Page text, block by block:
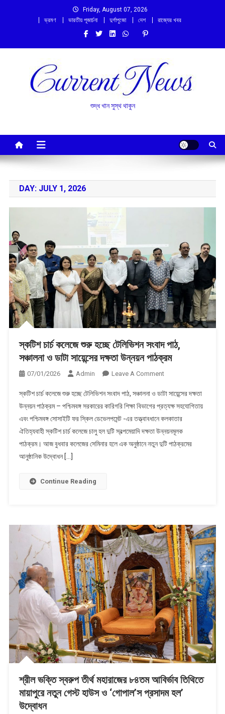
Friday, August 07, 2026
ভ্রমণ
ভারতীয় পূজার্চনা দুর্গাপুজো দেশ রাজ্যের খবর
শুদ্ধ খান সুস্থ থাকুন
DAY: JULY 1, 2026
স্কটিশ চার্চ কলেজে শুরু হচ্ছে টেলিভিশন সংবাদ পাঠ,
সঞ্চালনা ও ডাটা সায়েন্সের দক্ষতা উন্নয়ন পাঠক্রম
07/01/2026 Admin Leave A CommentOn
চার্চ
কলেজে
শুরু
হচ্ছে
টেলিভিশন
দক্ষতা
উন্নয়ন
পাঠক্রম
স্কটিশ চার্চ কলেজে শুরু হচ্ছে টেলিভিশন সংবাদ পাঠ, সঞ্চালনা ও ডাটা সায়েন্সের দক্ষতা
উন্নয়ন পাঠক্রম – পশ্চিমবঙ্গ সরকারের কারিগরি শিক্ষা বিভাগের প্রত্যক্ষ সহযোগিতায়
এবং পশ্চিমবঙ্গ সোসাইটি ফর স্কিল ডেভেলপমেন্ট -এর তত্ত্বাবধানে কলকাতার
ঐতিহ্যবাহী স্কটিশ চার্চ কলেজে চালু হল দুটি স্বল্পমেয়াদি দক্ষতা উন্নয়নমূলক
পাঠক্রম। আজ বুধবার কলেজের সেমিনার হলে এক অনুষ্ঠানে নতুন দুটি পাঠক্রমের
আনুষ্ঠানিক উদ্বোধন […]
Continue Reading
শ্রীল ভক্তি স্বরুপ তীর্থ মহারাজের ৮৪তম আবির্ভাব তিথিতে
মায়াপুরে নতুন গেস্ট হাউস ও ‘গোপাল’স প্রসাদম হল’
উদ্বোধন